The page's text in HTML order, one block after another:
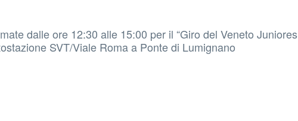
dalle ore 12:30 alle 15:00 per il “Giro del Veneto Juniores
SVT/Viale Roma a Ponte di Lumignano